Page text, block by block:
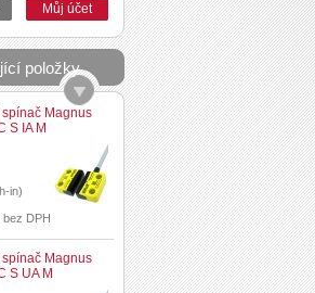
Můj účet
položky
Magnus
S IA M
in)
bez DPH
Magnus
S UA M